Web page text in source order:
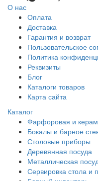
О нас
Оплата
Доставка
Гарантия и возврат
Пользовательское
Политика
Реквизиты
Блог
Каталоги товаров
Карта сайта
Каталог
Фарфоровая и
Бокалы и барное
Столовые приборы
Деревянная посуда
Металлическая
Сервировка стола и